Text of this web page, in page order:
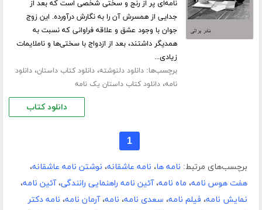
نامه‌ای پر از رنج و سختی شخصی است که بعد از
جدایی از همسرش آن را به نگارش درآورده. این زوج
جوان با وجود عشق و علاقه فراوانی که نسبت به
همدیگر داشتند، بعد از ازدواج با سختی‌ها و ناملایمات
زیادی...
برچسب‌ها:دانلود دلنوشته،دانلود کتاب داستان،دانلود
نامه،دانلود کتاب داستان یک نامه
دانلود کتاب
1
برچسب‌های مرتبط: نامه ها، نامه عاشقانه، نوشتن نامه عاشقانه،
هفت هوس نامه، ماه نامه،آئین نامه راهنمایی رانندگی،آئین نامه،
نمایش نامه، فیلم نامه، سعدی نامه، نامه،آرمان نامه، نامه دکتر